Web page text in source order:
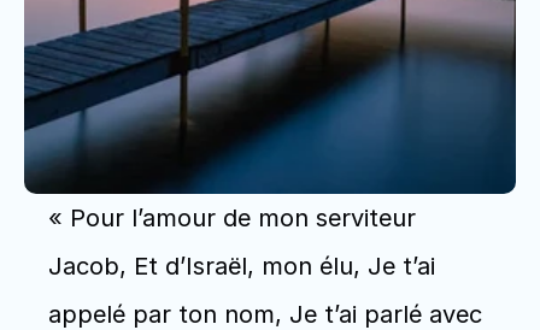
« Pour l’amour de mon serviteur
Jacob, Et d’Israël, mon élu, Je t’ai
appelé par ton nom, Je t’ai parlé avec